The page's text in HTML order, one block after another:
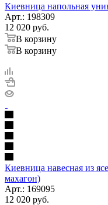
Киевница напольная
Арт.: 198309
12 020 руб.
В корзину
В корзину
Киевница навесная из
махагон)
Арт.: 169095
12 020 руб.